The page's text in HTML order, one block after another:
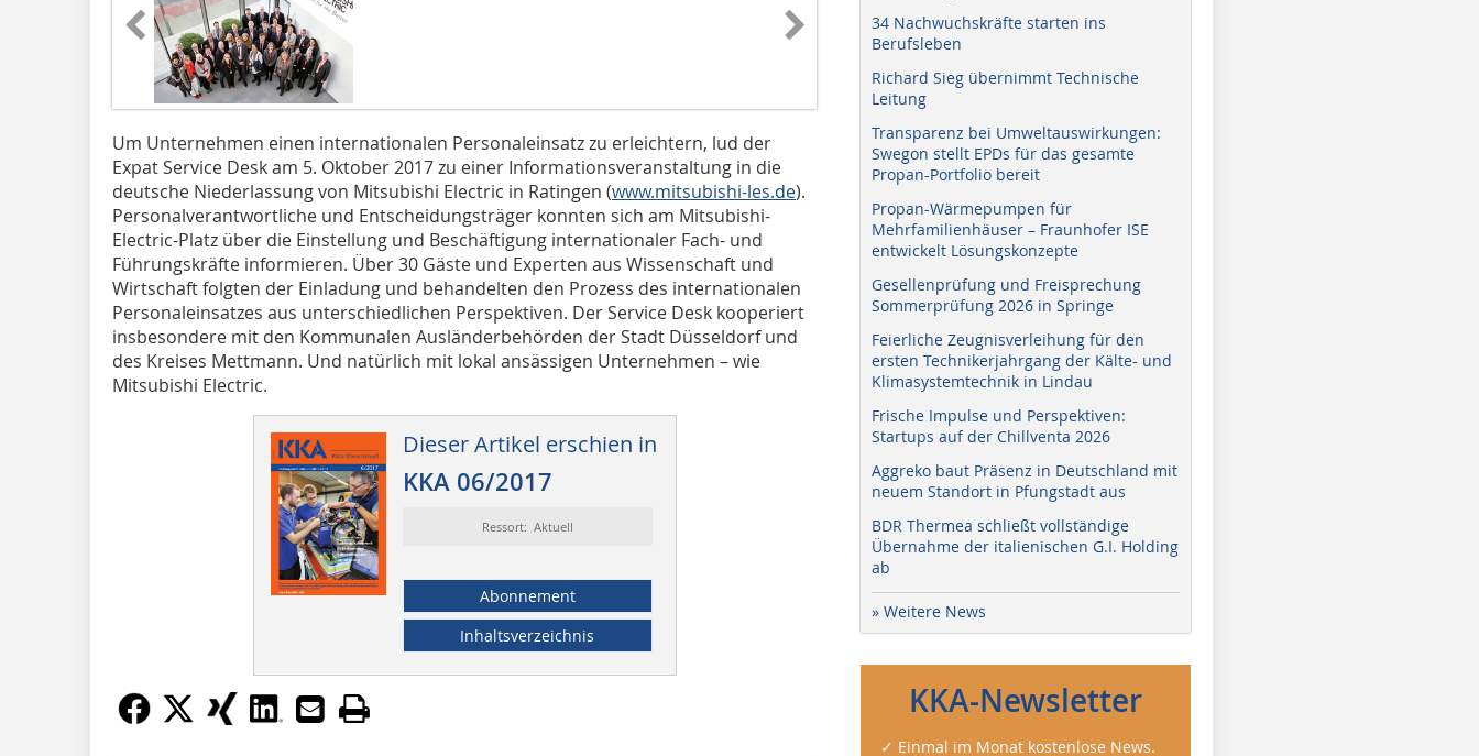
Um Unternehmen einen internationalen Personaleinsatz zu erleichtern, lud der
Expat Service Desk am 5. Oktober 2017 zu einer Informationsveranstaltung in die
deutsche Niederlassung von Mitsubishi Electric in Ratingen (www.mitsubishi-les.de).
Personalverantwortliche und Entscheidungsträger konnten sich am Mitsubishi-
Electric-Platz über die Einstellung und Beschäftigung internationaler Fach- und
Führungskräfte informieren. Über 30 Gäste und Experten aus Wissenschaft und
Wirtschaft folgten der Einladung und behandelten den Prozess des internationalen
Personaleinsatzes aus unterschiedlichen Perspektiven. Der Service Desk kooperiert
insbesondere mit den Kommunalen Ausländerbehörden der Stadt Düsseldorf und
des Kreises Mettmann. Und natürlich mit lokal ansässigen Unternehmen – wie
Mitsubishi Electric.
Dieser Artikel erschien in
KKA 06/2017
Ressort: Aktuell
Abonnement
Inhaltsverzeichnis
34 Nachwuchskräfte starten ins
Berufsleben
Richard Sieg übernimmt Technische
Leitung
Transparenz bei Umweltauswirkungen:
Swegon stellt EPDs für das gesamte
Propan-Portfolio bereit
Propan-Wärmepumpen für
Mehrfamilienhäuser – Fraunhofer ISE
entwickelt Lösungskonzepte
Gesellenprüfung und Freisprechung
Sommerprüfung 2026 in Springe
Feierliche Zeugnisverleihung für den
ersten Technikerjahrgang der Kälte- und
Klimasystemtechnik in Lindau
Frische Impulse und Perspektiven:
Startups auf der Chillventa 2026
Aggreko baut Präsenz in Deutschland mit
neuem Standort in Pfungstadt aus
BDR Thermea schließt vollständige
Übernahme der italienischen G.I. Holding
ab
» Weitere News
KKA-Newsletter
✓ Einmal im Monat kostenlose News.